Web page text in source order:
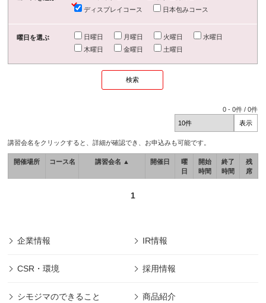
ディスプレイコース
日本包みコース
曜日を選ぶ 日曜日 月曜日 火曜日
水曜日
木曜日
金曜日 土曜日
0 -0件 /0件
講習会名をクリックすると、詳細が確認でき、お申込みも可能です。
開催場所 コース名 講習会名 ▲ 開催日
曜
日
開始
時間
終了
時間
残
席
1
企業情報 IR情報
CSR・環境 採用情報
シモジマのできること 商品紹介